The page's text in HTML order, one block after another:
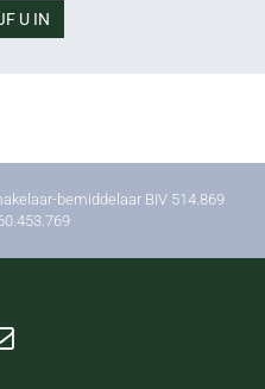
U IN
bemiddelaar BIV 514.869